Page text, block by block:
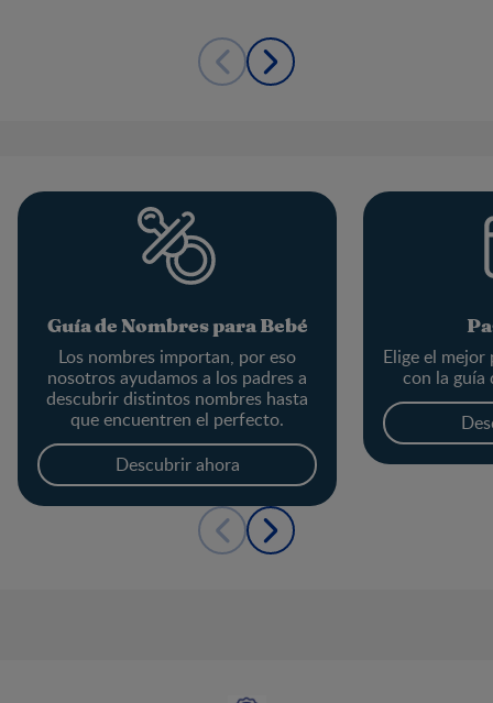
Guía de Nombres para Bebé
Los nombres importan, por eso
nosotros ayudamos a los padres a
descubrir distintos nombres hasta
que encuentren el perfecto.
Descubrir ahora
Elige el
con la guía